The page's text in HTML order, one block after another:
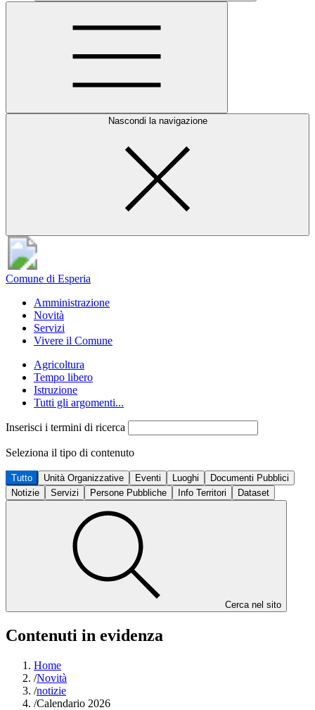
Nascondi la navigazione
Comune di Esperia
Amministrazione
Novità
Servizi
Vivere il Comune
Agricoltura
Tempo libero
Istruzione
Tutti gli argomenti...
Inserisci i termini di ricerca
Seleziona il tipo di contenuto
Tutto Unità Organizzative Eventi Luoghi
Documenti Pubblici
Notizie
Servizi Persone Pubbliche Info Territori Dataset
Cerca nel sito
Contenuti in evidenza
Home
/Novità
/notizie
/Calendario 2026